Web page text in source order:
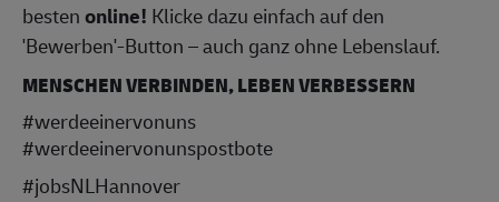
bestenonline! Klicke dazu einfach auf den
'Bewerben'-Button – auch ganz ohne Lebenslauf.
MENSCHEN VERBINDEN, LEBEN VERBESSERN
#werdeeinervonuns
#werdeeinervonunspostbote
#jobsNLHannover